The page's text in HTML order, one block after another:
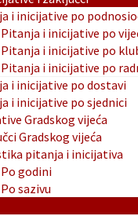
i inicijative po
Pitanja i inicijative po
Pitanja i inicijative po
Pitanja i inicijative po
i inicijative po dostavi
i inicijative po sjednici
Gradskog vijeća
Gradskog vijeća
pitanja i inicijativa
Po godini
Po sazivu